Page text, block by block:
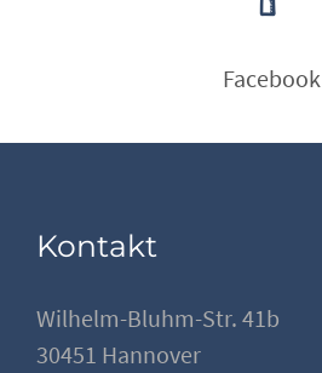
Facebook
Kontakt
Wilhelm-Bluhm-Str. 41b
30451 Hannover